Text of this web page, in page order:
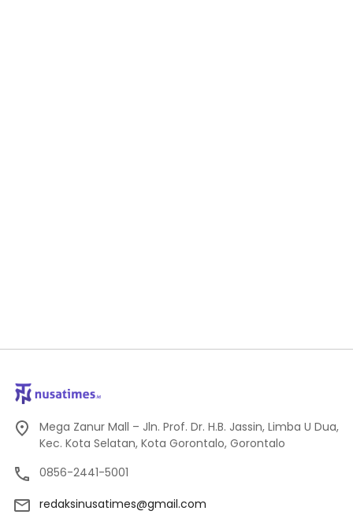
Mega Zanur Mall – Jln. Prof. Dr. H.B. Jassin, Limba U Dua,
Kec. Kota Selatan, Kota Gorontalo, Gorontalo
0856-2441-5001
redaksinusatimes@gmail.com